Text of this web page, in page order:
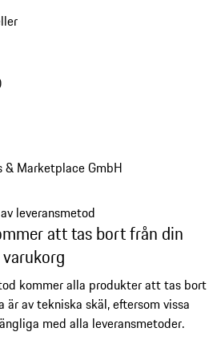
Marketplace GmbH
leveransmetod
att tas bort från din
varukorg
kommer alla produkter att tas bort
är av tekniska skäl, eftersom vissa
med alla leveransmetoder.